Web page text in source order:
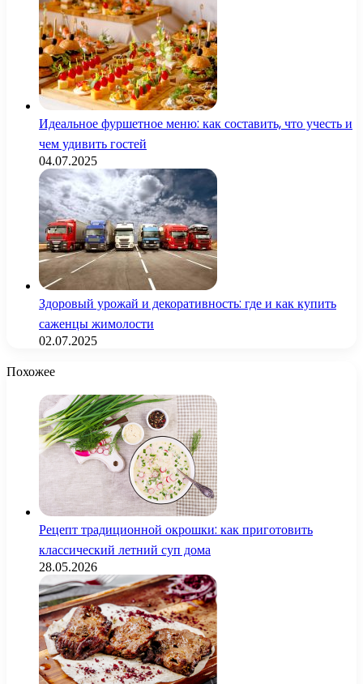
Идеальное фуршетное меню: как составить, что учесть и
чем удивить гостей
04.07.2025
Здоровый урожай и декоративность: где и как купить
саженцы жимолости
02.07.2025
Похожее
Рецепт традиционной окрошки: как приготовить
классический летний суп дома
28.05.2026